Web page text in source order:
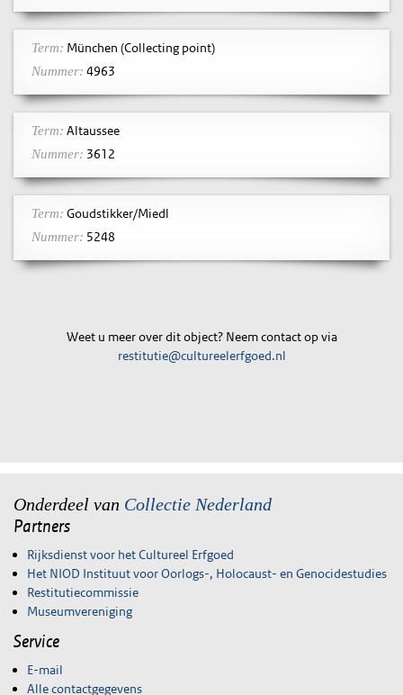
Term: München (Collecting point)
Nummer: 4963
Term: Altaussee
Nummer: 3612
Term: Goudstikker/Miedl
Nummer: 5248
Weet u meer over dit object? Neem contact op via
restitutie@cultureelerfgoed.nl
Onderdeel van Collectie Nederland
Partners
Rijksdienst voor het Cultureel Erfgoed
Het NIOD Instituut voor Oorlogs-, Holocaust- en Genocidestudies
Restitutiecommissie
Museumvereniging
Service
E-mail
Alle contactgegevens